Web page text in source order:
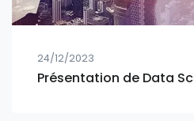
24/12/2023
Présentation de Data